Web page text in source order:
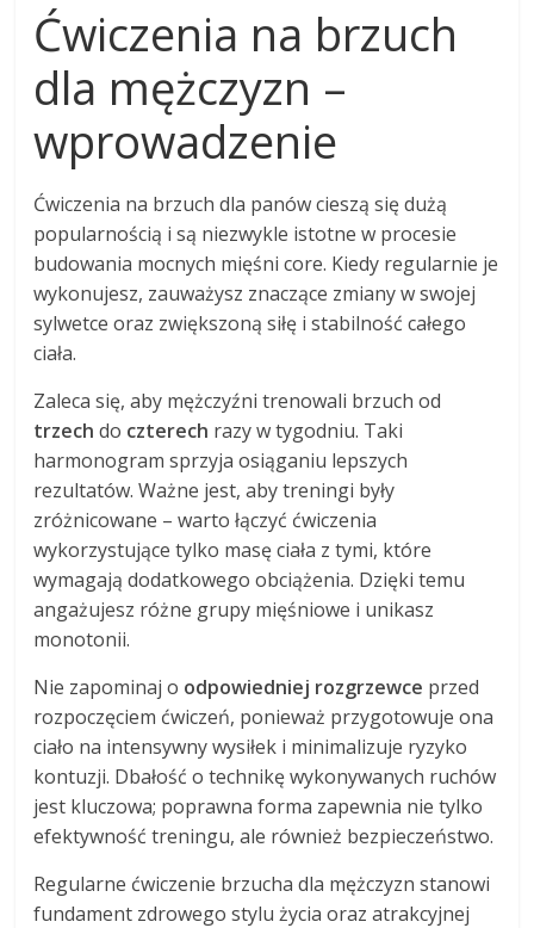
Ćwiczenia na brzuch
dla mężczyzn –
wprowadzenie
Ćwiczenia na brzuch dla panów cieszą się dużą
popularnością i są niezwykle istotne w procesie
budowania mocnych mięśni core. Kiedy regularnie je
wykonujesz, zauważysz znaczące zmiany w swojej
sylwetce oraz zwiększoną siłę i stabilność całego
ciała.
Zaleca się, aby mężczyźni trenowali brzuch od
trzech do czterech razy w tygodniu. Taki
harmonogram sprzyja osiąganiu lepszych
rezultatów. Ważne jest, aby treningi były
zróżnicowane – warto łączyć ćwiczenia
wykorzystujące tylko masę ciała z tymi, które
wymagają dodatkowego obciążenia. Dzięki temu
angażujesz różne grupy mięśniowe i unikasz
monotonii.
Nie zapominaj o odpowiedniej rozgrzewce przed
rozpoczęciem ćwiczeń, ponieważ przygotowuje ona
ciało na intensywny wysiłek i minimalizuje ryzyko
kontuzji. Dbałość o technikę wykonywanych ruchów
jest kluczowa; poprawna forma zapewnia nie tylko
efektywność treningu, ale również bezpieczeństwo.
Regularne ćwiczenie brzucha dla mężczyzn stanowi
fundament zdrowego stylu życia oraz atrakcyjnej